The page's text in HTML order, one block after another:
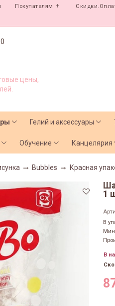
Покупателям
цены,
Гелий и аксессуары
Обучение Канцелярия
Bubbles Красная
1
В
В